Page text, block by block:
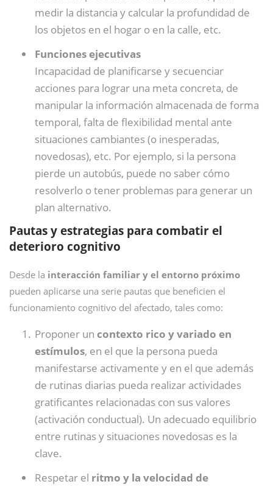
medir la distancia y calcular la profundidad de
los objetos en el hogar o en la calle, etc.
Funciones ejecutivas
Incapacidad de planificarse y secuenciar
acciones para lograr una meta concreta, de
manipular la información almacenada de forma
temporal, falta de flexibilidad mental ante
situaciones cambiantes (o inesperadas,
novedosas), etc. Por ejemplo, si la persona
pierde un autobús, puede no saber cómo
resolverlo o tener problemas para generar un
plan alternativo.
Pautas y estrategias para combatir el
deterioro cognitivo
Desde la interacción familiar y el entorno próximo
pueden aplicarse una serie pautas que beneficien el
funcionamiento cognitivo del afectado, tales como:
Proponer un contexto rico y variado en
estímulos, en el que la persona pueda
manifestarse activamente y en el que además
de rutinas diarias pueda realizar actividades
gratificantes relacionadas con sus valores
(activación conductual). Un adecuado equilibrio
entre rutinas y situaciones novedosas es la
clave.
Respetar el ritmo y la velocidad de